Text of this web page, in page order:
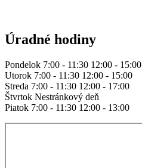
Úradné hodiny
Pondelok 7:00 - 11:30 12:00 - 15:00
Utorok 7:00 - 11:30 12:00 - 15:00
Streda 7:00 - 11:30 12:00 - 17:00
Štvrtok Nestránkový deň
Piatok 7:00 - 11:30 12:00 - 13:00